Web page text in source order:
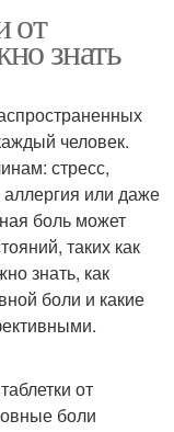
от
знать
человек.
стресс,
или даже
боль может
таких как
знать, как
боли и какие
от
боли